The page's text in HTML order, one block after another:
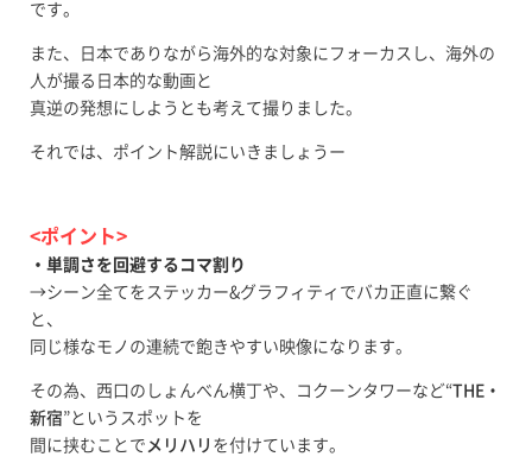
です。
また、日本でありながら海外的な対象にフォーカスし、海外の
人が撮る日本的な動画と
真逆の発想にしようとも考えて撮りました。
それでは、ポイント解説にいきましょうー
<ポイント>
・単調さを回避するコマ割り
→シーン全てをステッカー&グラフィティでバカ正直に繋ぐ
と、
同じ様なモノの連続で飽きやすい映像になります。
その為、西口のしょんべん横丁や、コクーンタワーなど“THE・
新宿”というスポットを
間に挟むことで メリハリ を付けています。